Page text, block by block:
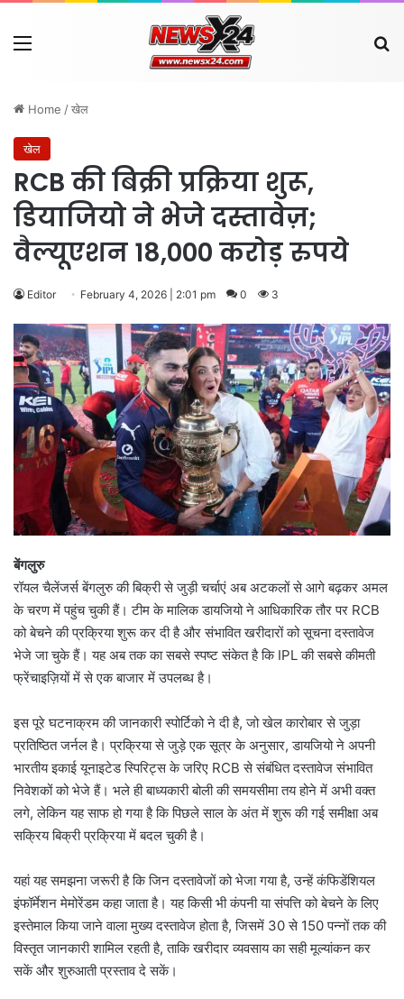
Menu
Home /खेल
खेल
RCB की बिक्री प्रक्रिया शुरू,
डियाजियो ने भेजे दस्तावेज़;
वैल्यूएशन 18,000 करोड़ रुपये
Editor February 4, 2026 | 2:01 pm 0 3
बेंगलुरु
रॉयल चैलेंजर्स बेंगलुरु की बिक्री से जुड़ी चर्चाएं अब अटकलों से आगे बढ़कर अमल
के चरण में पहुंच चुकी हैं। टीम के मालिक डायजियो ने आधिकारिक तौर पर RCB
को बेचने की प्रक्रिया शुरू कर दी है और संभावित खरीदारों को सूचना दस्तावेज
भेजे जा चुके हैं। यह अब तक का सबसे स्पष्ट संकेत है कि IPL की सबसे कीमती
फ्रेंचाइज़ियों में से एक बाजार में उपलब्ध है।
इस पूरे घटनाक्रम की जानकारी स्पोर्टिको ने दी है, जो खेल कारोबार से जुड़ा
प्रतिष्ठित जर्नल है। प्रक्रिया से जुड़े एक सूत्र के अनुसार, डायजियो ने अपनी
भारतीय इकाई यूनाइटेड स्पिरिट्स के जरिए RCB से संबंधित दस्तावेज संभावित
निवेशकों को भेजे हैं। भले ही बाध्यकारी बोली की समयसीमा तय होने में अभी वक्त
लगे, लेकिन यह साफ हो गया है कि पिछले साल के अंत में शुरू की गई समीक्षा अब
सक्रिय बिक्री प्रक्रिया में बदल चुकी है।
यहां यह समझना जरूरी है कि जिन दस्तावेजों को भेजा गया है, उन्हें कंफिडेंशियल
इंफॉर्मेशन मेमोरेंडम कहा जाता है। यह किसी भी कंपनी या संपत्ति को बेचने के लिए
इस्तेमाल किया जाने वाला मुख्य दस्तावेज होता है, जिसमें 30 से 150 पन्नों तक की
विस्तृत जानकारी शामिल रहती है, ताकि खरीदार व्यवसाय का सही मूल्यांकन कर
सकें और शुरुआती प्रस्ताव दे सकें।